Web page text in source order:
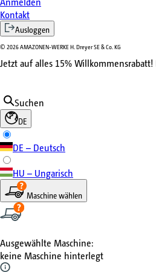
Kontakt
Ausloggen
© 2026AMAZONEN-WERKE H. Dreyer SE & Co. KG
Jetzt auf alles 15%
Suchen
DE
DE – Deutsch
HU – Ungarisch
Maschine wählen
Ausgewählte Maschine:
keine Maschine hinterlegt